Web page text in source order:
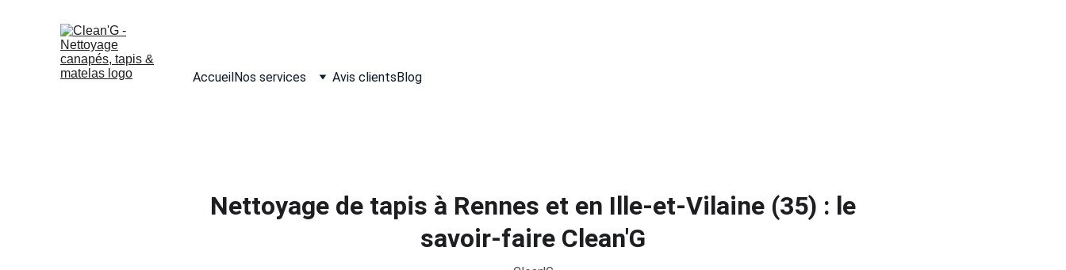
AccueilNos services Avis clientsBlog
Nettoyage de tapis à Rennes et en Ille-et-Vilaine (35) : le
savoir-faire Clean'G